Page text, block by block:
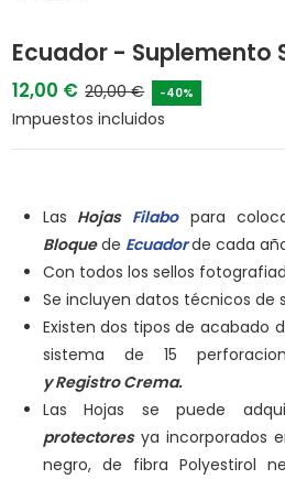
Ecuador - Suplemento
12,00 € 20,00 € -40%
Impuestos incluidos
Las Hojas Filabo para
Bloquede Ecuadorde cada
Con todos los sellos
Se incluyen datos técnicos de
Existen dos tipos de acabado
sistema de 15
yRegistro Crema.
Las Hojas se puede
protectoresya incorporados
negro, de fibra Polyestirol